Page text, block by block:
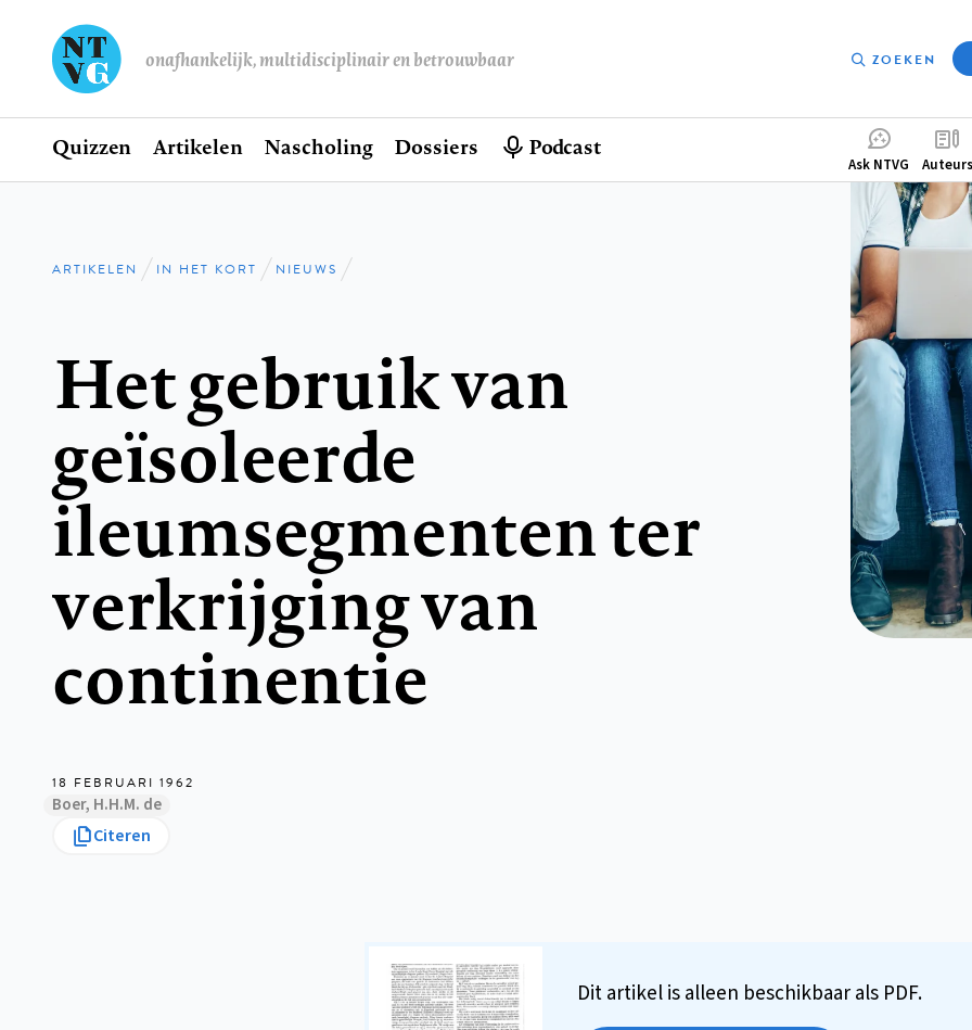
onafhankelijk, multidisciplinair en betrouwbaar ZOEKEN
Hoofdnavigatie
Home
Quizzen Artikelen Nascholing Dossiers Podcast
menu
Ask NTVG Auteurs
Kruimelpad
ARTIKELEN IN HET KORT NIEUWS
Het gebruik van
geïsoleerde
ileumsegmenten ter
verkrijging van
continentie
18 FEBRUARI 1962
Boer, H.H.M. de
Citeren
Dit artikel is alleen beschikbaar als PDF.